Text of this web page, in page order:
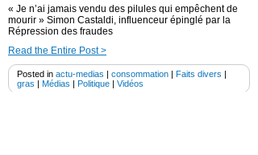
« Je n’ai jamais vendu des pilules qui empêchent de
mourir » Simon Castaldi, influenceur épinglé par la
Répression des fraudes
Read the Entire Post >
Posted in actu-medias | consommation | Faits divers |
gras | Médias | Politique | Vidéos